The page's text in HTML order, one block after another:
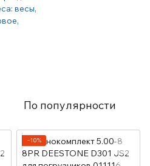
По популярности
−10%